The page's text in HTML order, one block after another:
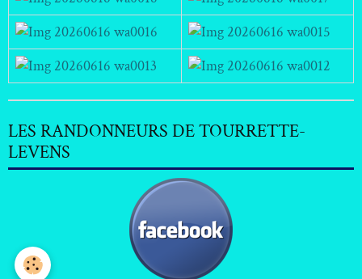
LES RANDONNEURS DE TOURRETTE-
LEVENS